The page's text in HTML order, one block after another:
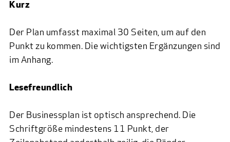
Kurz
Der Plan umfasst maximal 30 Seiten, um auf den
Punkt zu kommen. Die wichtigsten Ergänzungen sind
im Anhang.
Lesefreundlich
Der Businessplan ist optisch ansprechend. Die
Schriftgröße mindestens 11 Punkt, der